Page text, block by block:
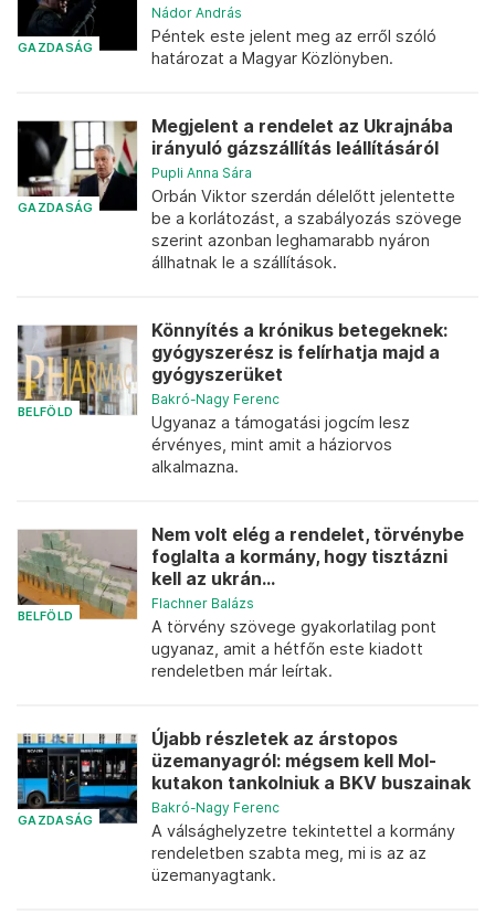
GAZDASÁG
Nádor András
Péntek este jelent meg az erről szóló
határozat a Magyar Közlönyben.
GAZDASÁG
Megjelent a rendelet az Ukrajnába
irányuló gázszállítás leállításáról
Pupli Anna Sára
Orbán Viktor szerdán délelőtt jelentette
be a korlátozást, a szabályozás szövege
szerint azonban leghamarabb nyáron
állhatnak le a szállítások.
BELFÖLD
Könnyítés a krónikus betegeknek:
gyógyszerész is felírhatja majd a
gyógyszerüket
Bakró-Nagy Ferenc
Ugyanaz a támogatási jogcím lesz
érvényes, mint amit a háziorvos
alkalmazna.
BELFÖLD
Nem volt elég a rendelet, törvénybe
foglalta a kormány, hogy tisztázni
kell az ukrán...
Flachner Balázs
A törvény szövege gyakorlatilag pont
ugyanaz, amit a hétfőn este kiadott
rendeletben már leírtak.
GAZDASÁG
Újabb részletek az árstopos
üzemanyagról: mégsem kell Mol-
kutakon tankolniuk a BKV buszainak
Bakró-Nagy Ferenc
A válsághelyzetre tekintettel a kormány
rendeletben szabta meg, mi is az az
üzemanyagtank.